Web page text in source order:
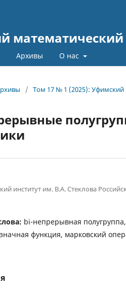
Архивы О нас
/ Том 17 № 1 (2025): Уфимский
институт им. В.А. Стеклова
bi-непрерывная
функция, марковский